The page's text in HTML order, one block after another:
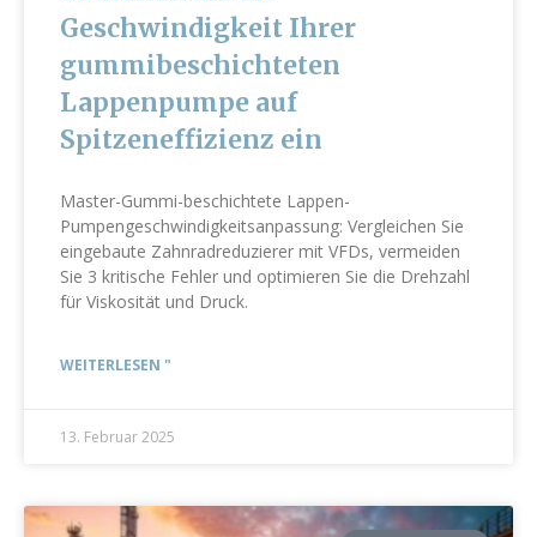
Geschwindigkeit Ihrer
gummibeschichteten
Lappenpumpe auf
Spitzeneffizienz ein
Master-Gummi-beschichtete Lappen-
Pumpengeschwindigkeitsanpassung: Vergleichen Sie
eingebaute Zahnradreduzierer mit VFDs, vermeiden
Sie 3 kritische Fehler und optimieren Sie die Drehzahl
für Viskosität und Druck.
WEITERLESEN "
13. Februar 2025